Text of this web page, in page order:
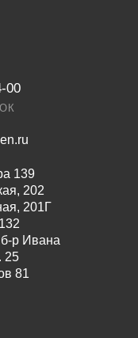
00
139
202
201Г
р Ивана
25
81